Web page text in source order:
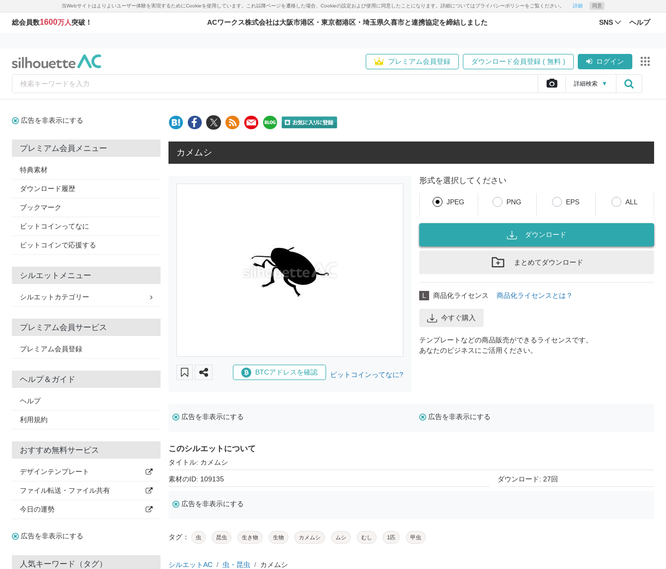
当Webサイトはよりよいユーザー体験を実現するためにCookieを使用しています。これ以降ページを遷移した場合、Cookieの設定および使用に同意したことになります。詳細についてはプライバシーポリシーをご覧ください。 詳細 同意
総会員数1600万人突破！ ACワークス株式会社は大阪市港区・東京都港区・埼玉県久喜市と連携協定を締結しました SNS ヘルプ
プレミアム会員登録 ダウンロード会員登録 ( 無料 ) ログイン
詳細検索 ▼
広告を非表示にする
プレミアム会員メニュー
特典素材
ダウンロード履歴
ブックマーク
ビットコインってなに
ビットコインで応援する
シルエットメニュー
シルエットカテゴリー
プレミアム会員サービス
プレミアム会員登録
ヘルプ＆ガイド
ヘルプ
利用規約
おすすめ無料サービス
デザインテンプレート
ファイル転送・ファイル共有
今日の運勢
広告を非表示にする
人気キーワード（タグ）
カメムシ
BTCアドレスを確認 ビットコインってなに?
形式を選択してください
JPEG PNG EPS ALL
ダウンロード
まとめてダウンロード
L 商品化ライセンス 商品化ライセンスとは？
今すぐ購入
テンプレートなどの商品販売ができるライセンスです。
あなたのビジネスにご活用ください。
広告を非表示にする 広告を非表示にする
このシルエットについて
タイトル: カメムシ
素材のID: 109135 ダウンロード: 27回
広告を非表示にする
タグ： 虫 昆虫 生き物 生物 カメムシ ムシ むし 1匹 甲虫
シルエットAC 虫・昆虫 カメムシ